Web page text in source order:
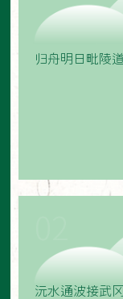
归舟明日毗陵
沅水通波接武